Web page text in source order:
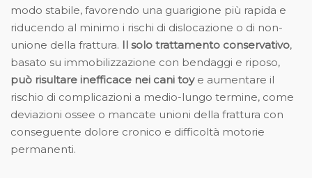
modo stabile, favorendo una guarigione più rapida e
riducendo al minimo i rischi di dislocazione o di non-
unione della frattura. Il solo trattamento conservativo,
basato su immobilizzazione con bendaggi e riposo,
può risultare inefficace nei cani toye aumentare il
rischio di complicazioni a medio-lungo termine, come
deviazioni ossee o mancate unioni della frattura con
conseguente dolore cronico e difficoltà motorie
permanenti.